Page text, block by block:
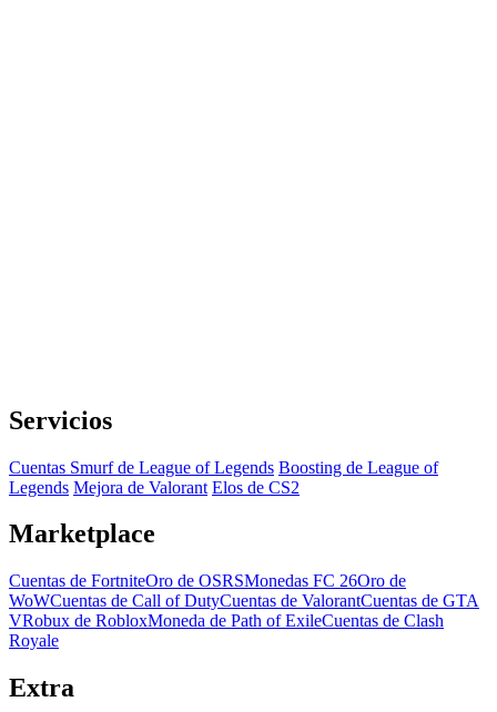
Servicios
Cuentas Smurf de League of Legends Boosting de League of
Legends Mejora de Valorant Elos de CS2
Marketplace
Cuentas de FortniteOro de OSRSMonedas FC 26Oro de
WoWCuentas de Call of DutyCuentas de ValorantCuentas de GTA
VRobux de RobloxMoneda de Path of ExileCuentas de Clash
Royale
Extra